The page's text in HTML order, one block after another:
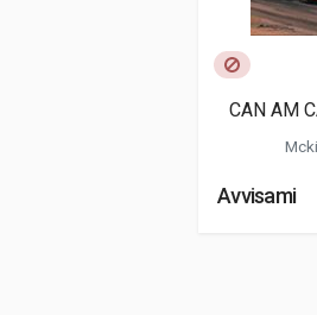
Informazioni
CAN AM
Avvisami